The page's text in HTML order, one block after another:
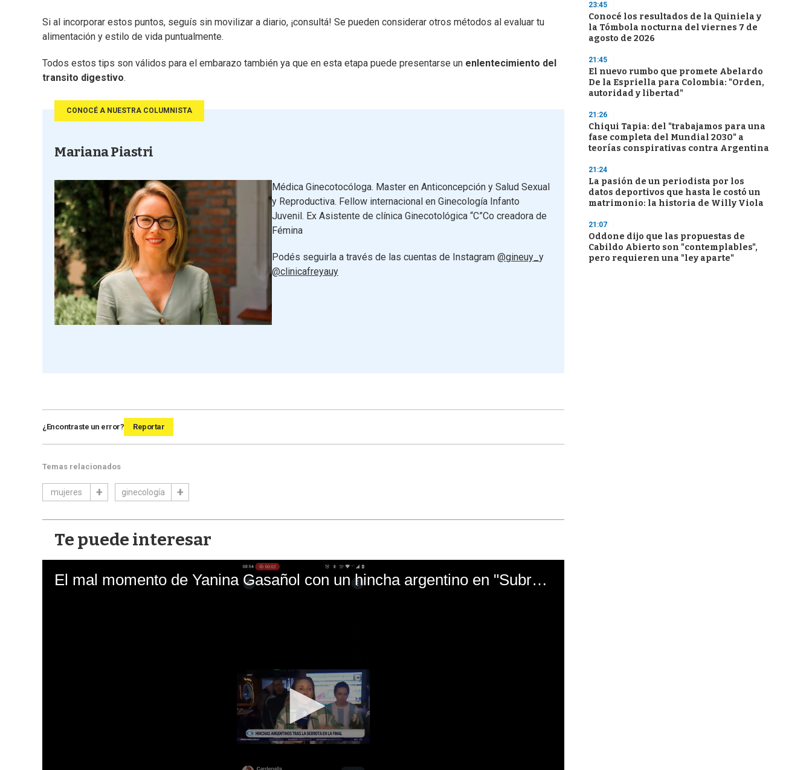
Si al incorporar estos puntos, seguís sin movilizar a diario, ¡consultá! Se pueden considerar otros métodos al evaluar tu
alimentación y estilo de vida puntualmente.
Todos estos tips son válidos para el embarazo también ya que en esta etapa puede presentarse un enlentecimiento del
transito digestivo.
CONOCÉ A NUESTRA COLUMNISTA
Mariana Piastri
Médica Ginecotocóloga. Master en Anticoncepción y Salud Sexual
y Reproductiva. Fellow internacional en Ginecología Infanto
Juvenil. Ex Asistente de clínica Ginecotológica “C”Co creadora de
Fémina
Podés seguirla a través de las cuentas de Instagram @gineuy_ y
@clinicafreyauy
¿Encontraste un error? Reportar
Temas relacionados
mujeres ginecología
Te puede interesar
El mal momento de Yanina Gasañol con un hincha argentino en "Subrayado"
23:45
Conocé los resultados de la Quiniela y
la Tómbola nocturna del viernes 7 de
agosto de 2026
21:45
El nuevo rumbo que promete Abelardo
De la Espriella para Colombia: "Orden,
autoridad y libertad"
21:26
Chiqui Tapia: del "trabajamos para una
fase completa del Mundial 2030" a
teorías conspirativas contra Argentina
21:24
La pasión de un periodista por los
datos deportivos que hasta le costó un
matrimonio: la historia de Willy Viola
21:07
Oddone dijo que las propuestas de
Cabildo Abierto son "contemplables",
pero requieren una "ley aparte"